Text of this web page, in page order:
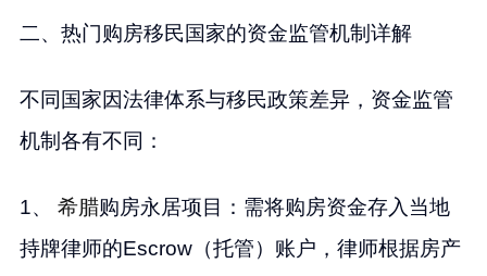
二、热门购房移民国家的资金监管机制详解
不同国家因法律体系与移民政策差异，资金监管
机制各有不同：
1、 希腊购房永居项目：需将购房资金存入当地
持牌律师的Escrow（托管）账户，律师根据房产